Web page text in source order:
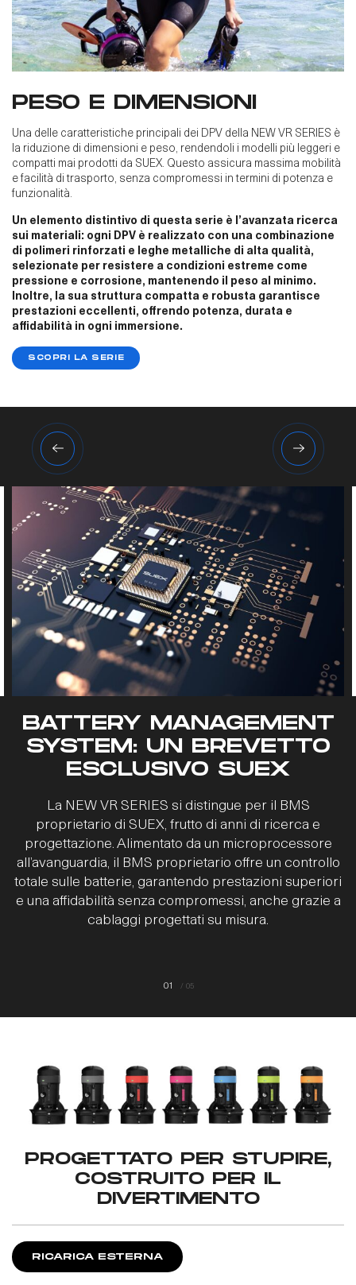
PESO E DIMENSIONI
Una delle caratteristiche principali dei DPV della NEW VR SERIES è
la riduzione di dimensioni e peso, rendendoli i modelli più leggeri e
compatti mai prodotti da SUEX. Questo assicura massima mobilità
e facilità di trasporto, senza compromessi in termini di potenza e
funzionalità.
Un elemento distintivo di questa serie è l’avanzata ricerca
sui materiali: ogni DPV è realizzato con una combinazione
di polimeri rinforzati e leghe metalliche di alta qualità,
selezionate per resistere a condizioni estreme come
pressione e corrosione, mantenendo il peso al minimo.
Inoltre, la sua struttura compatta e robusta garantisce
prestazioni eccellenti, offrendo potenza, durata e
affidabilità in ogni immersione.
SCOPRI LA SERIE
Il modello VOYAGER,modello di punta, si distingue per
un sistema di controllo avanzato che monitora
costantemente quattro pacchi batteria, ciascuno con
un BMS indipendente sviluppato da SUEX. Questa
architettura permette all’operatore di continuare a
operare anche con pacco batterie in anomalia.
BATTERY MANAGEMENT
SYSTEM: UN BREVETTO
ESCLUSIVO SUEX
La NEW VR SERIES si distingue per il BMS
proprietario di SUEX, frutto di anni di ricerca e
progettazione. Alimentato da un microprocessore
all’avanguardia, il BMS proprietario offre un controllo
totale sulle batterie, garantendo prestazioni superiori
e una affidabilità senza compromessi, anche grazie a
cablaggi progettati su misura.
precedenti, mantiene inalterata la capacità
energetica (espressa in watt/ora) grazie a celle ad
altissima affidabilità, studiate per massimizzare la resa
e garantire un’efficienza superiore.
01 / 05
PROGETTATO PER STUPIRE,
COSTRUITO PER IL
DIVERTIMENTO
RICARICA ESTERNA